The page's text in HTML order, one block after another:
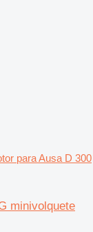
para Ausa D 300
minivolquete